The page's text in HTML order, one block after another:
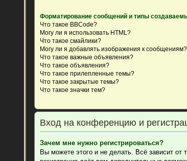
Форматирование сообщений и типы
Что такое BBCode?
Могу ли я использовать HTML?
Что такое смайлики?
Могу ли я добавлять изображения к сообщениям?
Что такое важные объявления?
Что такое объявления?
Что такое прилепленные темы?
Что такое закрытые темы?
Что такое значки тем?
Вход на конференцию и
Зачем мне нужно регистрироваться?
Вы можете этого и не делать. Всё зависит